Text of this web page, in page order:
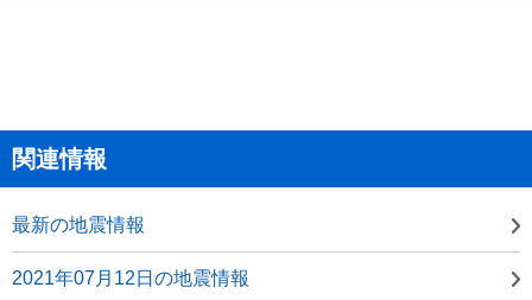
関連情報
最新の地震情報
2021年07月12日の地震情報